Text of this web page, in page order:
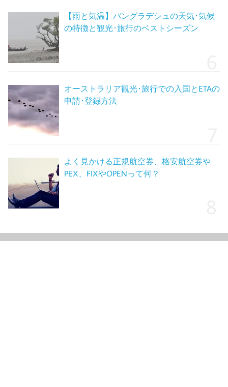
【雨と気温】バングラデシュの天気･気候
の特徴と観光･旅行のベストシーズン
オーストラリア観光･旅行での入国とETAの
申請･登録方法
よく見かける正規航空券、格安航空券や
PEX、FIXやOPENって何？